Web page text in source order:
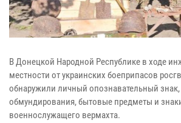
В Донецкой Народной Республике в ходе
местности от украинских боеприпасов
обнаружили личный опознавательный
обмундирования, бытовые предметы и
военнослужащего вермахта.